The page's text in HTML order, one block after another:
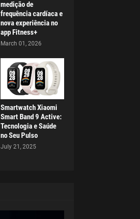
medição de
frequência cardíaca e
nova experiência no
app Fitness+
March 01, 2026
Smartwatch Xiaomi
Smart Band 9 Active:
Tecnologia e Saúde
no Seu Pulso
July 21, 2025